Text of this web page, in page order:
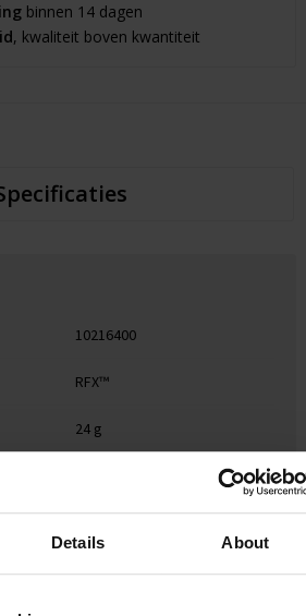
Details About
binnen 14 dagen
, kwaliteit boven kwantiteit
10216400
RFX™
24 g
Neon geel